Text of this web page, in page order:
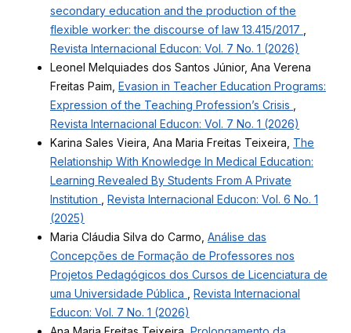
secondary education and the production of the
flexible worker: the discourse of law 13.415/2017
Revista Internacional Educon: Vol. 7 No. 1 (2026)
Leonel Melquiades dos Santos Júnior, Ana Verena
Freitas Paim, Evasion in Teacher Education Programs:
Expression of the Teaching Profession’s Crisis
Revista Internacional Educon: Vol. 7 No. 1 (2026)
Karina Sales Vieira, Ana Maria Freitas Teixeira, The
Relationship With Knowledge In Medical Education:
Learning Revealed By Students From A Private
Institution
Revista Internacional Educon: Vol. 6 No. 1
(2025)
Maria Cláudia Silva do Carmo, Análise das
Concepções de Formação de Professores nos
Projetos Pedagógicos dos Cursos de Licenciatura de
uma Universidade Pública
Revista Internacional
Educon: Vol. 7 No. 1 (2026)